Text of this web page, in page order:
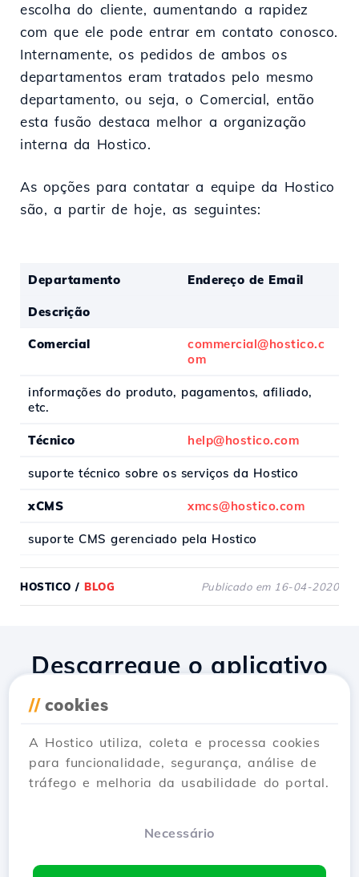
escolha do cliente, aumentando a rapidez
com que ele pode entrar em contato conosco.
Internamente, os pedidos de ambos os
departamentos eram tratados pelo mesmo
departamento, ou seja, o Comercial, então
esta fusão destaca melhor a organização
interna da Hostico.
As opções para contatar a equipe da Hostico
são, a partir de hoje, as seguintes:
Departamento Endereço de Email
Descrição
Comercial
commercial@hostico.c
om
informações do produto, pagamentos, afiliado,
etc.
Técnico help@hostico.com
suporte técnico sobre os serviços da Hostico
xCMS xmcs@hostico.com
suporte CMS gerenciado pela Hostico
HOSTICO / BLOG Publicado em 16-04-2020
// cookies
A Hostico utiliza, coleta e processa cookies
para funcionalidade, segurança, análise de
tráfego e melhoria da usabilidade do portal.
Necessário
Descarregue o aplicativo